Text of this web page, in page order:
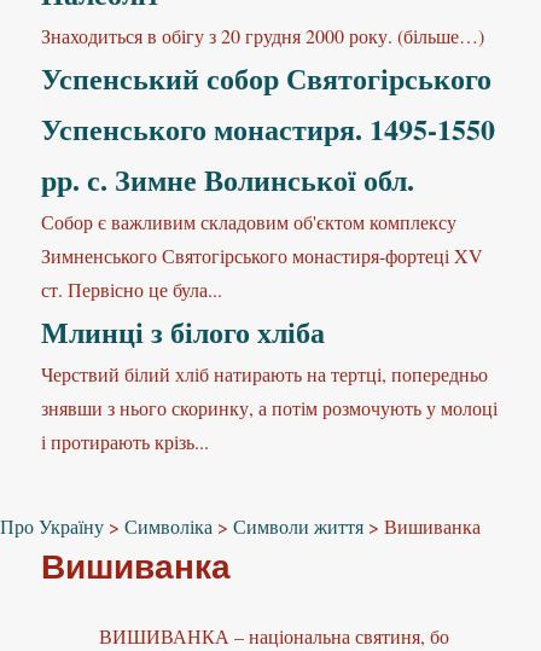
Знаходиться в обігу з 20 грудня 2000 року. (більше…)
Успенський собор Святогірського
Успенського монастиря. 1495-1550
рр. с. Зимне Волинської обл.
Собор є важливим складовим об'єктом комплексу
Зимненського Святогірського монастиря-фортеці XV
ст. Первісно це була...
Млинці з білого хліба
Черствий білий хліб натирають на тертці, попередньо
знявши з нього скоринку, а потім розмочують у молоці
і протирають крізь...
Про Україну > Символіка > Символи життя > Вишиванка
Вишиванка
ВИШИВАНКА – національна святиня, бо